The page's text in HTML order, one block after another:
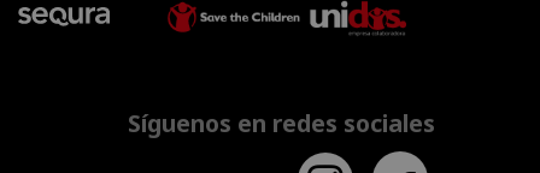
Síguenos en redes sociales